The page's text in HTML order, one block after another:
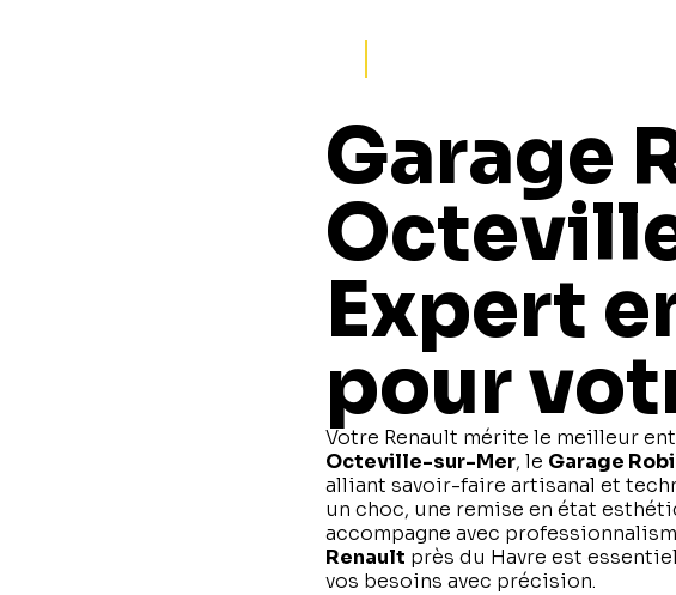
Garage
Expert
pour
Votre Renault mérite le meilleur
Octeville-sur-Mer, le Garage
alliant savoir-faire artisanal et
un choc, une remise en état
accompagne avec
Renault près du Havre est
vos besoins avec précision.